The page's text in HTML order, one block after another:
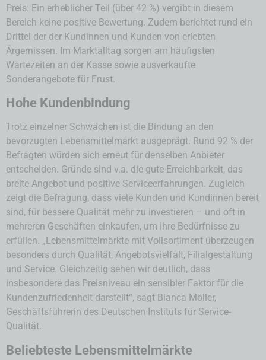
Preis: Ein erheblicher Teil (über 42 %) vergibt in diesem
Bereich keine positive Bewertung. Zudem berichtet rund ein
Drittel der der Kundinnen und Kunden von erlebten
Ärgernissen. Im Marktalltag sorgen am häufigsten
Wartezeiten an der Kasse sowie ausverkaufte
Sonderangebote für Frust.
Hohe Kundenbindung
Trotz einzelner Schwächen ist die Bindung an den
bevorzugten Lebensmittelmarkt ausgeprägt. Rund 92 % der
Befragten würden sich erneut für denselben Anbieter
entscheiden. Gründe sind v.a. die gute Erreichbarkeit, das
breite Angebot und positive Serviceerfahrungen. Zugleich
zeigt die Befragung, dass viele Kunden und Kundinnen bereit
sind, für bessere Qualität mehr zu investieren – und oft in
mehreren Geschäften einkaufen, um ihre Bedürfnisse zu
erfüllen. „Lebensmittelmärkte mit Vollsortiment überzeugen
besonders durch Qualität, Angebotsvielfalt, Filialgestaltung
und Service. Gleichzeitig sehen wir deutlich, dass
insbesondere das Preisniveau ein sensibler Faktor für die
Kundenzufriedenheit darstellt“, sagt Bianca Möller,
Geschäftsführerin des Deutschen Instituts für Service-
Qualität.
Beliebteste Lebensmittelmärkte